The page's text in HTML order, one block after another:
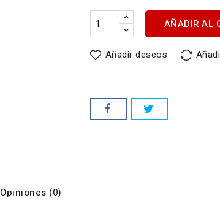
AÑADIR AL
Añadir deseos
Opiniones (0)